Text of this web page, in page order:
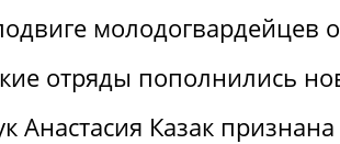
молодогвардейцев
отряды пополнились
Анастасия Казак